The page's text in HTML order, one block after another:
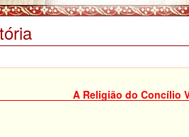
A Religião do Concílio